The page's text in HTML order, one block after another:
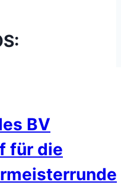
BV
für die